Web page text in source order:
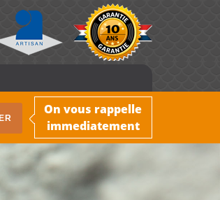
On vous rappelle
immediatement